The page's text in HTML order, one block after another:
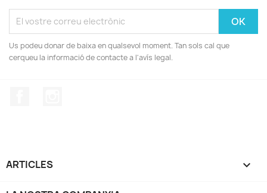
Us podeu donar de baixa en qualsevol moment. Tan sols cal que
cerqueu la informació de contacte a l'avís legal.
ARTICLES 